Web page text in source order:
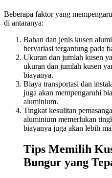
Beberapa faktor yang
di antaranya:
Bahan dan jenis kusen
bervariasi tergantung pada
Ukuran dan jumlah kusen
ukuran dan jumlah kusen
biayanya.
Biaya transportasi dan
juga akan mempengaruhi
aluminium.
Tingkat kesulitan
aluminium memerlukan
biayanya juga akan lebih
Tips Memilih
Bungur yang